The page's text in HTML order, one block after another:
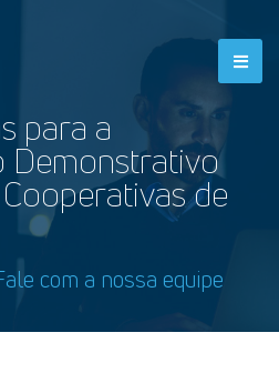
para a
Demonstrativo
de
com a nossa equipe